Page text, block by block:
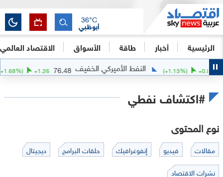
الرئيسية أخبار طاقة الأسواق الاقتصاد العالمي
أبوظبي
36°C
+0.88
(+ 1.13%) النفط الأميركي الخفيف 76.48
+ 1.26
(+ 1.68%)
#اكتشاف نفطي
نوع المحتوى
مقالات فيديو إنفوغرافيك حلقات البرامج
ديجيتال
نشرات الاقتصاد